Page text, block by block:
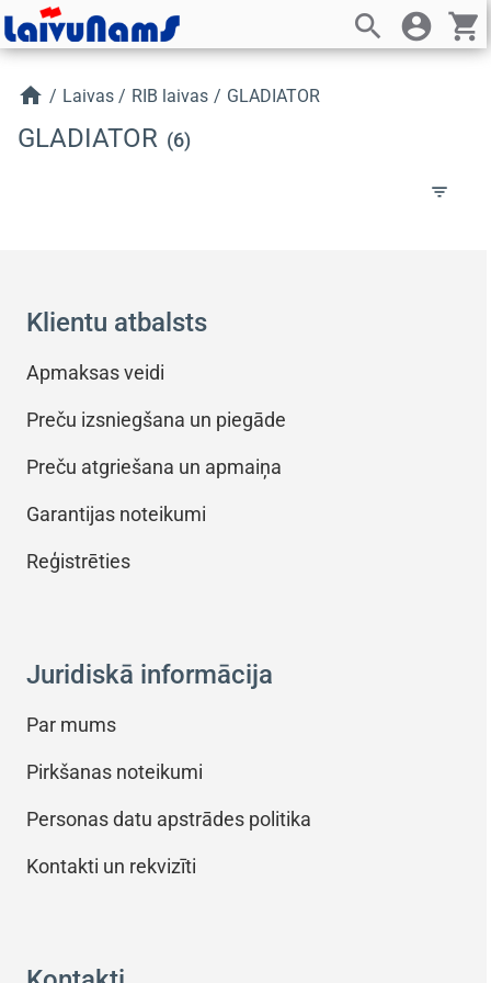
search account_circle shopping_cart
home / Laivas / RIB laivas / GLADIATOR
GLADIATOR (6)
filter_list
Klientu atbalsts
Apmaksas veidi
Preču izsniegšana un piegāde
Preču atgriešana un apmaiņa
Garantijas noteikumi
Reģistrēties
Juridiskā informācija
Par mums
Pirkšanas noteikumi
Personas datu apstrādes politika
Kontakti un rekvizīti